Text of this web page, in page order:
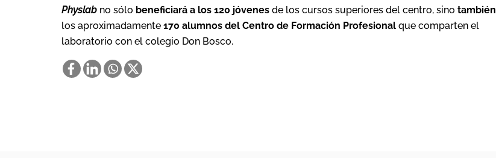
Physlab no sólo beneficiará a los 120 jóvenes de los cursos superiores del centro, sino también
los aproximadamente 170 alumnos del Centro de Formación Profesional que comparten el
laboratorio con el colegio Don Bosco.